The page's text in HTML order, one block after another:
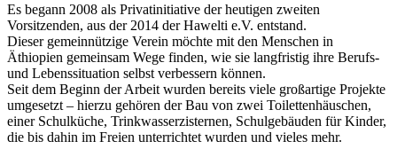
Es begann 2008 als Privatinitiative der heutigen zweiten
Vorsitzenden, aus der 2014 der Hawelti e.V. entstand.
Dieser gemeinnützige Verein möchte mit den Menschen in
Äthiopien gemeinsam Wege finden, wie sie langfristig ihre Berufs-
und Lebenssituation selbst verbessern können.
Seit dem Beginn der Arbeit wurden bereits viele großartige Projekte
umgesetzt – hierzu gehören der Bau von zwei Toilettenhäuschen,
einer Schulküche, Trinkwasserzisternen, Schulgebäuden für Kinder,
die bis dahin im Freien unterrichtet wurden und vieles mehr.